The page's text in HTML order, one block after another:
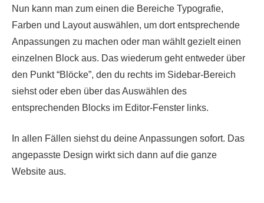
Nun kann man zum einen die Bereiche Typografie,
Farben und Layout auswählen, um dort entsprechende
Anpassungen zu machen oder man wählt gezielt einen
einzelnen Block aus. Das wiederum geht entweder über
den Punkt “Blöcke”, den du rechts im Sidebar-Bereich
siehst oder eben über das Auswählen des
entsprechenden Blocks im Editor-Fenster links.
In allen Fällen siehst du deine Anpassungen sofort. Das
angepasste Design wirkt sich dann auf die ganze
Website aus.